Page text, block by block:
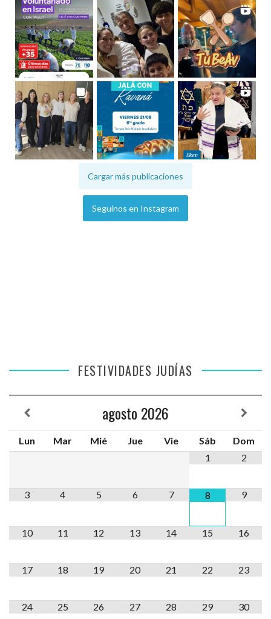
Cargar más publicaciones
Seguinos en Instagram
FESTIVIDADES JUDÍAS
agosto 2026
Lun Mar Mié Jue Vie Sáb
Dom
1
2
3 4 5 6 7 8 9
10 11 12 13 14 15 16
17 18 19 20 21 22 23
24 25 26 27 28 29 30